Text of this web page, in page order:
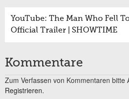
YouTube: The Man Who Fell
Official Trailer | SHOWTIME
Kommentare
Zum Verfassen von Kommentaren bitte
Registrieren.